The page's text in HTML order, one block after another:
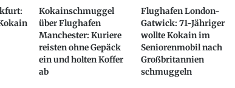
Kokainschmuggel
über Flughafen
Manchester: Kuriere
reisten ohne Gepäck
ein und holten Koffer
ab
Flughafen London-
Gatwick: 71-Jähriger
wollte Kokain im
Seniorenmobil nach
Großbritannien
schmuggeln